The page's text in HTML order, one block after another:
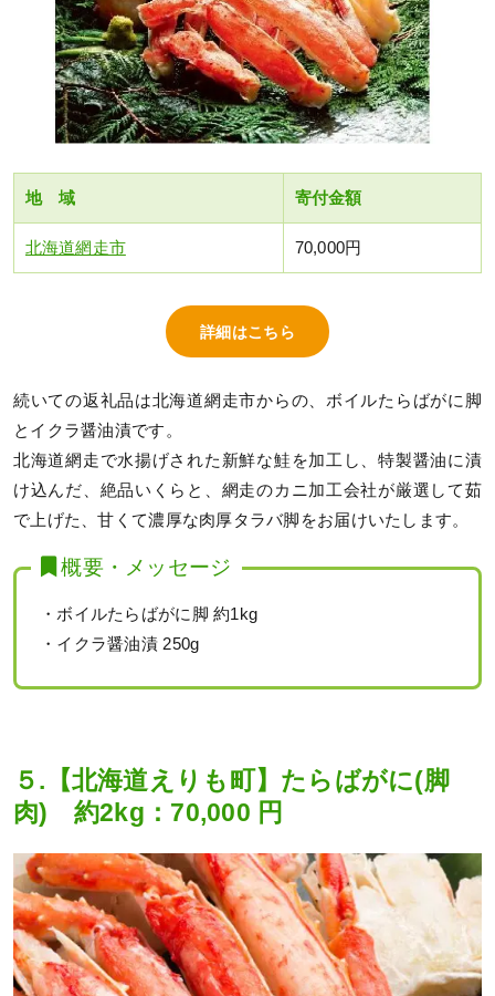
地 域 寄付金額
北海道網走市 70,000円
詳細はこちら
続いての返礼品は北海道網走市からの、ボイルたらばがに脚
とイクラ醤油漬です。
北海道網走で水揚げされた新鮮な鮭を加工し、特製醤油に漬
け込んだ、絶品いくらと、網走のカニ加工会社が厳選して茹
で上げた、甘くて濃厚な肉厚タラバ脚をお届けいたします。
概要・メッセージ
・ボイルたらばがに脚 約1kg
・イクラ醤油漬 250g
５.【北海道えりも町】たらばがに(脚
肉) 約2kg：70,000 円